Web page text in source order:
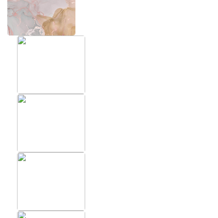
ХИТЫ
Фотообои в скандинавском
Фотообои супергерои